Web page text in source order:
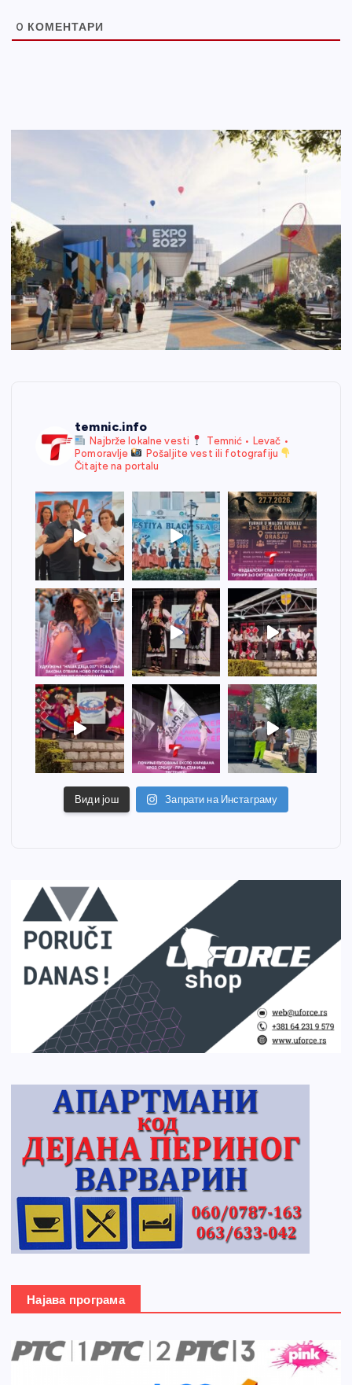
0 КОМЕНТАРИ
temnic.info
Najbrže lokalne vesti
Temnić • Levač •
Pomoravlje
Pošaljite vest ili fotografiju
Čitajte na portalu
Види још Запрати на Инстаграму
Најава програма